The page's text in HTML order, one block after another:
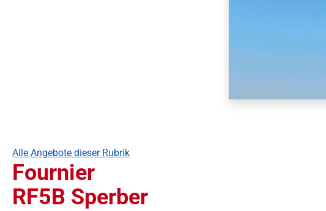
Alle Angebote dieser Rubrik
Fournier
RF5B Sperber